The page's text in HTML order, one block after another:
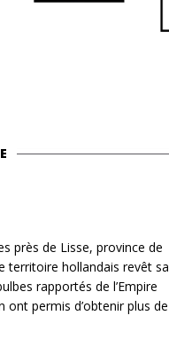
près de Lisse, province de
territoire hollandais revêt sa
rapportés de l’Empire
ont permis d’obtenir plus de